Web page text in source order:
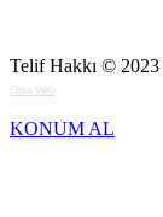
Telif Hakkı © 2023
Orsa Web
KONUM AL